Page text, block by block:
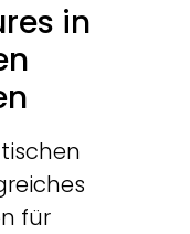
in
für